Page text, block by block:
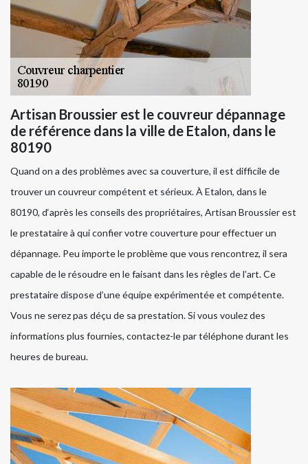
Artisan Broussier est le couvreur dépannage
de référence dans la ville de Etalon, dans le
80190
Quand on a des problèmes avec sa couverture, il est difficile de
trouver un couvreur compétent et sérieux. À Etalon, dans le
80190, d‘après les conseils des propriétaires, Artisan Broussier est
le prestataire à qui confier votre couverture pour effectuer un
dépannage. Peu importe le problème que vous rencontrez, il sera
capable de le résoudre en le faisant dans les règles de l’art. Ce
prestataire dispose d’une équipe expérimentée et compétente.
Vous ne serez pas déçu de sa prestation. Si vous voulez des
informations plus fournies, contactez-le par téléphone durant les
heures de bureau.